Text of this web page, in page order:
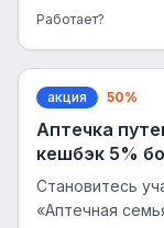
Работает?
акция 50%
Аптечка
кешбэк 5%
Становитесь
«Аптечная